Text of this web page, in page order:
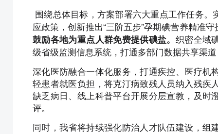
围绕总体目标，方案部署六大重点工作任务
应政策，创新推出“三阶五步”孕期碘营养精准
鼓励各地为重点人群免费提供碘盐。 织密全域
级省级监测信息系统，打通多部门数据共享渠
深化医防融合一体化服务，打通疾控、医疗机
轻患者就医负担，将克汀病致残人员纳入残疾
缺乏病日、线上科普平台开展分层宣教，及时
评。
同时，我省将持续强化防治人才队伍建设，